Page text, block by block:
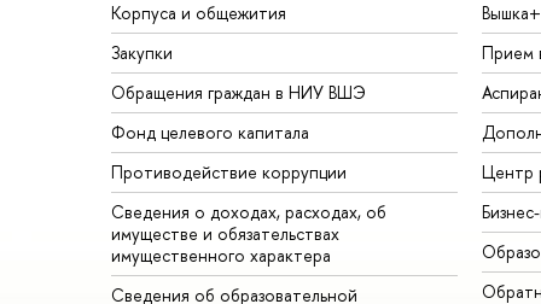
Корпуса и общежития
Закупки
Обращения граждан в НИУ ВШЭ
Фонд целевого капитала
Противодействие коррупции
Сведения о доходах, расходах, об
имуществе и обязательствах
имущественного характера
Сведения об образовательной
Вышка+
Прием
Центр